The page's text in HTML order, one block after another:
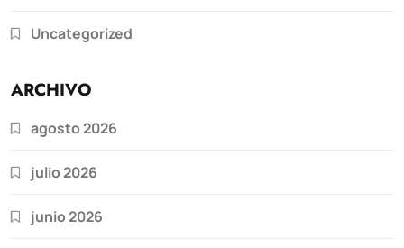
Uncategorized
ARCHIVO
agosto 2026
julio 2026
junio 2026